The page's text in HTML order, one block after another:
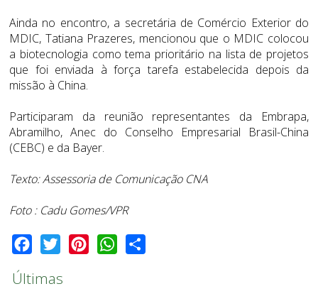
Últimas
Ainda no encontro, a secretária de Comércio Exterior do
MDIC, Tatiana Prazeres, mencionou que o MDIC colocou
a biotecnologia como tema prioritário na lista de projetos
que foi enviada à força tarefa estabelecida depois da
missão à China.
Participaram da reunião representantes da Embrapa,
Abramilho, Anec do Conselho Empresarial Brasil-China
(CEBC) e da Bayer.
Texto: Assessoria de Comunicação CNA
Foto : Cadu Gomes/VPR
Facebook
Twitter PinterestWhatsApp